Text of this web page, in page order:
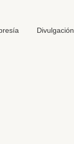
Divulgación